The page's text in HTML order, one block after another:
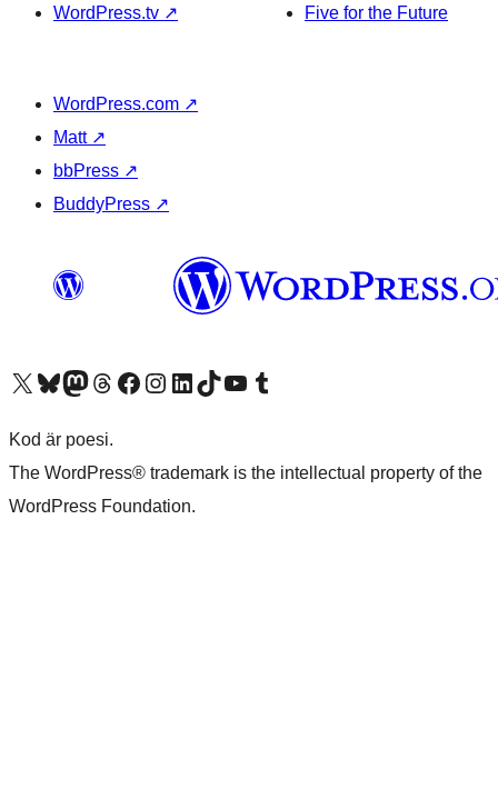
WordPress.tv ↗
Five for the Future
WordPress.com ↗
Matt ↗
bbPress ↗
BuddyPress ↗
Besök vår X-konto (f.d. Twitter)
Besök vårt Bluesky-konto
Besök vårt Mastodon-konto
Besök vårt Thread-konto
Besök vår Facebook-sidaBesök vårt Instagram-konto
Besök vårt LinkedIn-konto
Besök vårt TikTok-konto
Besök vår YouTube-kanalBesök vårt Tumblr-konto
Kod är poesi.
The WordPress® trademark is the intellectual property of the
WordPress Foundation.